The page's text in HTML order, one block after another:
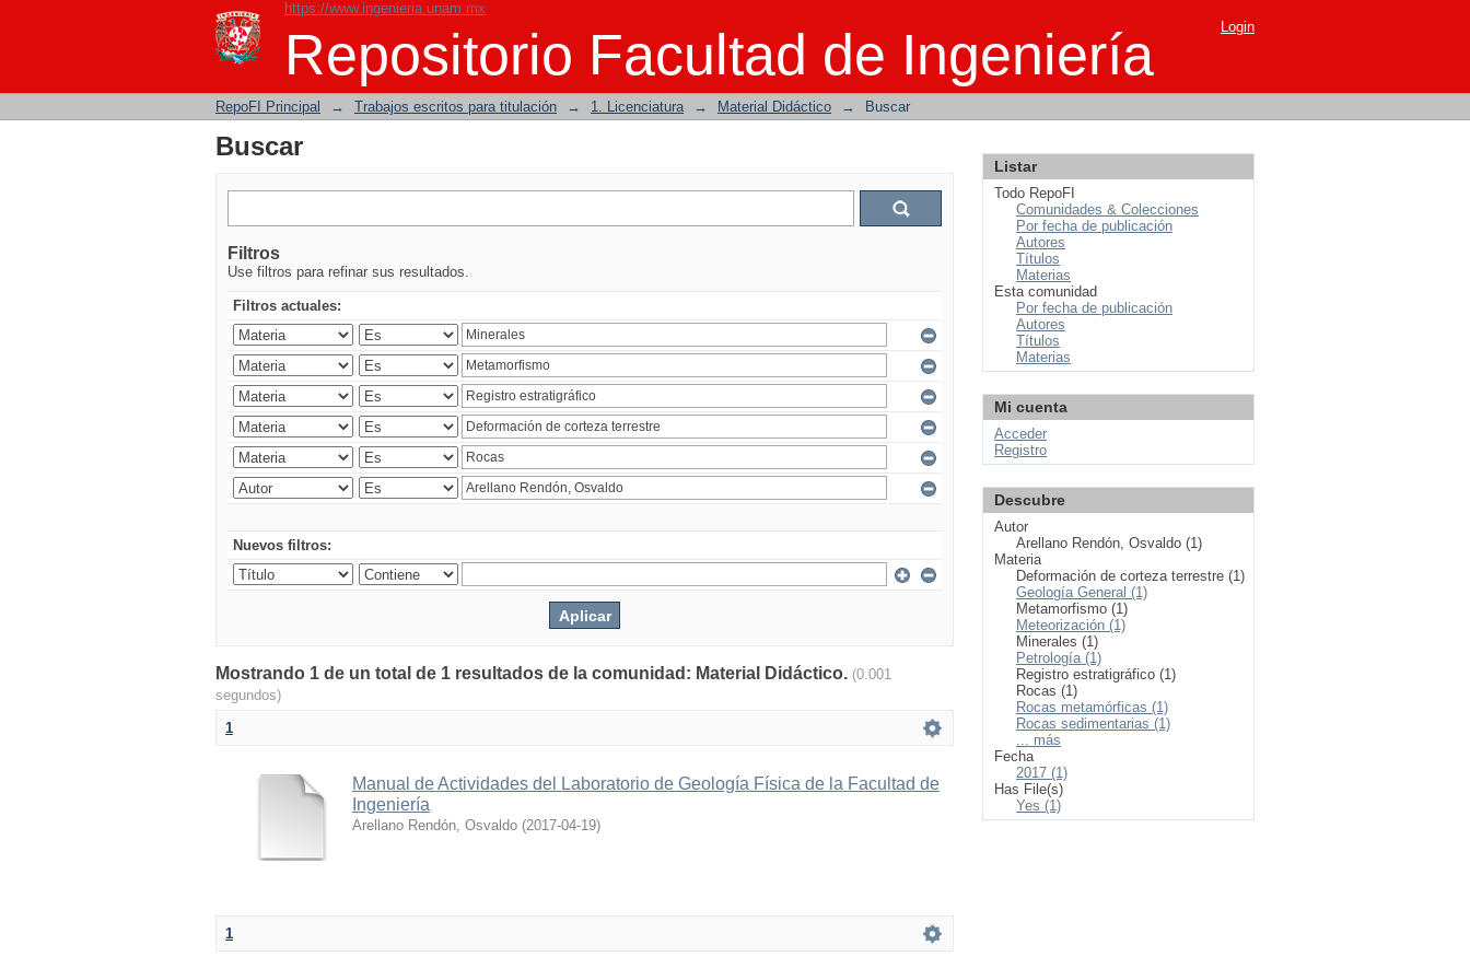
https://www.ingenieria.unam.mx
Repositorio Facultad de Ingeniería
Buscar Login
RepoFI Principal → Trabajos escritos para titulación → 1. Licenciatura → Material Didáctico → Buscar
Buscar
Filtros
Use filtros para refinar sus resultados.
Filtros actuales:
Nuevos filtros:
Mostrando 1 de un total de 1 resultados de la comunidad: Material Didáctico. (0.001
segundos)
1
Manual de Actividades del Laboratorio de Geología Física de la Facultad de
Ingeniería
Arellano Rendón, Osvaldo (2017-04-19)
1
Listar
Todo RepoFI
Comunidades & Colecciones
Por fecha de publicación
Autores
Títulos
Materias
Esta comunidad
Por fecha de publicación
Autores
Títulos
Materias
Mi cuenta
Acceder
Registro
Descubre
Autor
Arellano Rendón, Osvaldo (1)
Materia
Deformación de corteza terrestre (1)
Geología General (1)
Metamorfismo (1)
Meteorización (1)
Minerales (1)
Petrología (1)
Registro estratigráfico (1)
Rocas (1)
Rocas metamórficas (1)
Rocas sedimentarias (1)
... más
Fecha
2017 (1)
Has File(s)
Yes (1)